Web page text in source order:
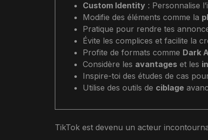
Custom Identity : Personnalise
Modifie des éléments comme la
Pratique pour rendre tes
Évite les complices et facilite la
Profite de formats comme Dark
Considère les avantages et les
Inspire-toi des études de cas
Utilise des outils de ciblage
TikTok est devenu un acteur